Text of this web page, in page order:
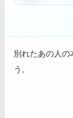
別れたあの人
う。